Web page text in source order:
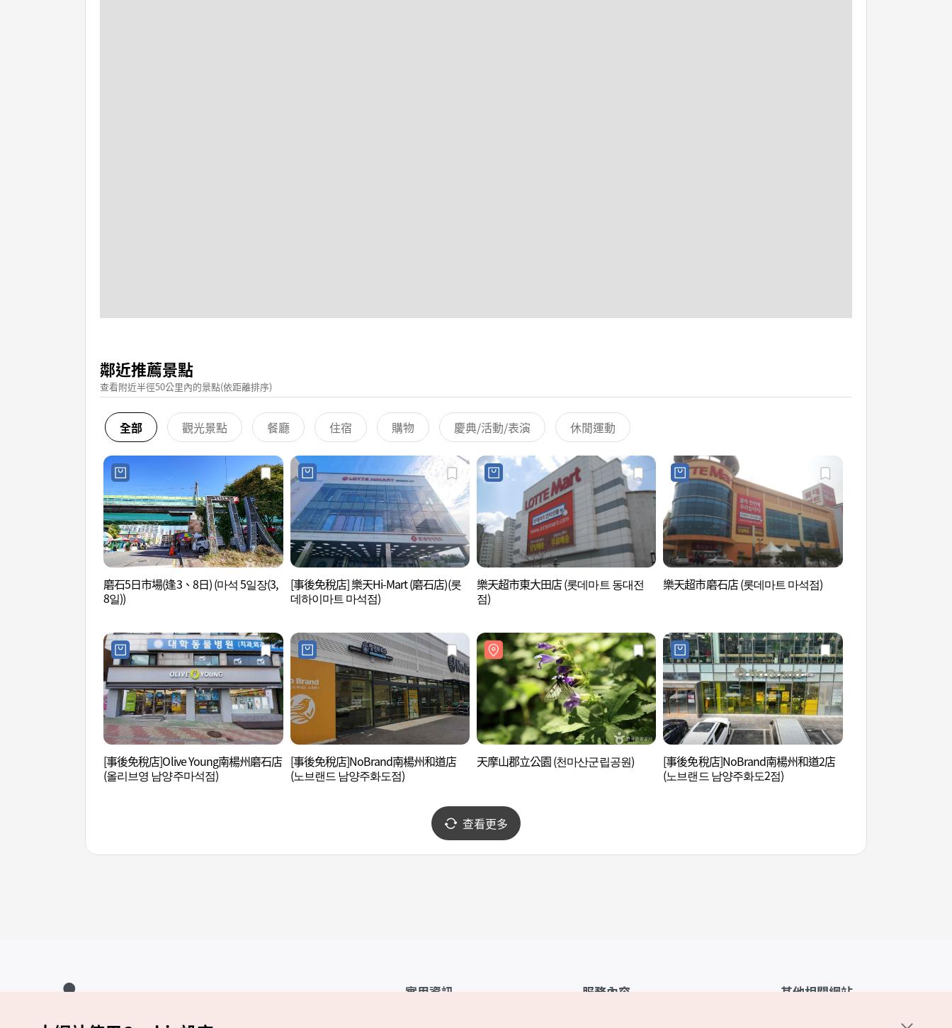
鄰近推薦景點
查看附近半徑50公里內的景點(依距離排序)
全部 觀光景點 餐廳 住宿 購物 慶典/活動/表演 休閒運動
磨石5日市場(逢3、8日) (마석 5일장(3,
8일))
[事後免稅店] 樂天Hi-Mart (磨石店)(롯
데하이마트 마석점)
樂天超市東大田店 (롯데마트 동대전
점)
樂天超市磨石店 (롯데마트 마석점)
[事後免稅店]Olive Young南楊州磨石店
(올리브영 남양주마석점)
[事後免稅店]NoBrand南楊州和道店
(노브랜드 남양주화도점)
天摩山郡立公園 (천마산군립공원)
[事後免稅店]NoBrand南楊州和道2店
(노브랜드 남양주화도2점)
查看更多
實用資訊 服務內容 其他相關網站